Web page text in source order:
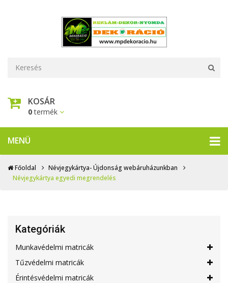
KOSÁR
0termék
MENÜ
Főoldal
Névjegykártya- Újdonság webáruházunkban
Névjegykártya egyedi megrendelés
Kategóriák
Munkavédelmi matricák
Tűzvédelmi matricák
Érintésvédelmi matricák